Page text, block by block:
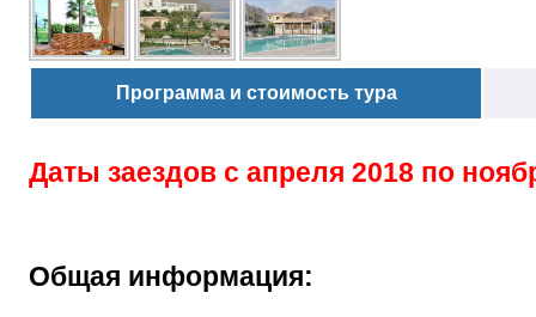
Программа и стоимость тура
Даты заездов с апреля 2018 по
Общая информация: